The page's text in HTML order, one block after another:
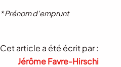
* Prénom d’emprunt
Cet article a été écrit par :
Jérôme Favre-Hirschi